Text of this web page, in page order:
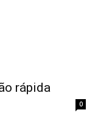
rápida
0